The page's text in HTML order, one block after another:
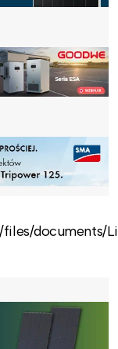
documents/